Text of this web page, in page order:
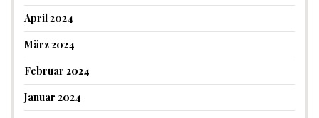
April 2024
März 2024
Februar 2024
Januar 2024